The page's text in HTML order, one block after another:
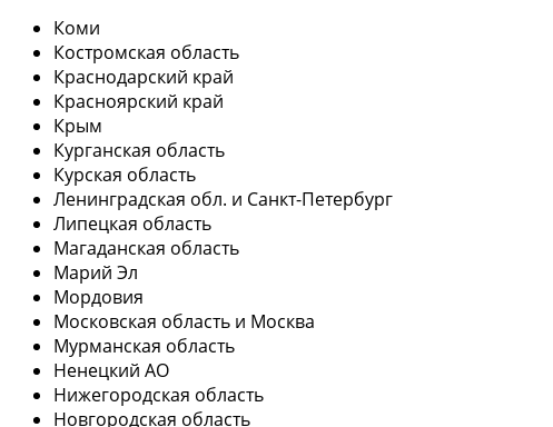
Коми
Костромская область
Краснодарский край
Красноярский край
Крым
Курганская область
Курская область
Ленинградская обл. и Санкт-Петербург
Липецкая область
Магаданская область
Марий Эл
Мордовия
Московская область и Москва
Мурманская область
Ненецкий АО
Нижегородская область
Новгородская область